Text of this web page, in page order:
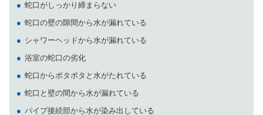
蛇口がしっかり締まらない
蛇口の壁の隙間から水が漏れている
シャワーヘッドから水が漏れている
浴室の蛇口の劣化
蛇口からポタポタと水がたれている
蛇口と壁の間から水が漏れている
パイプ接続部から水が染み出している